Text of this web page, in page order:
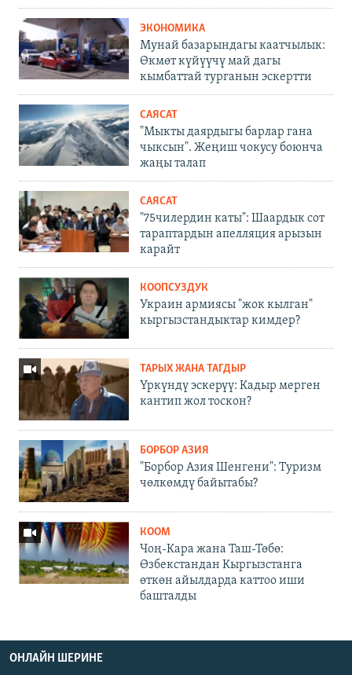
ЭКОНОМИКА
Мунай базарындагы каатчылык:
Өкмөт күйүүчү май дагы
кымбаттай турганын эскертти
САЯСАТ
"Мыкты даярдыгы барлар гана
чыксын". Жеңиш чокусу боюнча
жаңы талап
САЯСАТ
"75чилердин каты": Шаардык сот
тараптардын апелляция арызын
карайт
КООПСУЗДУК
Украин армиясы "жок кылган"
кыргызстандыктар кимдер?
ТАРЫХ ЖАНА ТАГДЫР
Үркүндү эскерүү: Кадыр мерген
кантип жол тоскон?
БОРБОР АЗИЯ
"Борбор Азия Шенгени": Туризм
чөлкөмдү байытабы?
КООМ
Чоң-Кара жана Таш-Төбө:
Өзбекстандан Кыргызстанга
өткөн айылдарда каттоо иши
башталды
ОНЛАЙН ШЕРИНЕ